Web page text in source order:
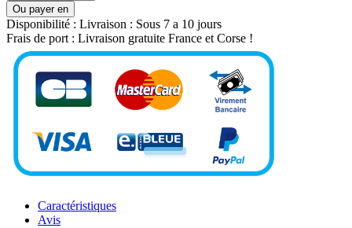
Ou payer en
Disponibilité : Livraison : Sous 7 a 10 jours
Frais de port : Livraison gratuite France et Corse !
Caractéristiques
Avis